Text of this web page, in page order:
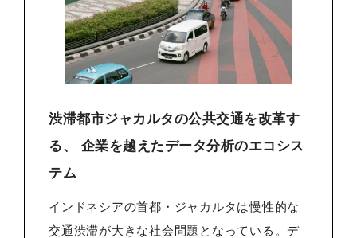
渋滞都市ジャカルタの公共交通を改革す
る、 企業を越えたデータ分析のエコシス
テム
インドネシアの首都・ジャカルタは慢性的な
交通渋滞が大きな社会問題となっている。デ